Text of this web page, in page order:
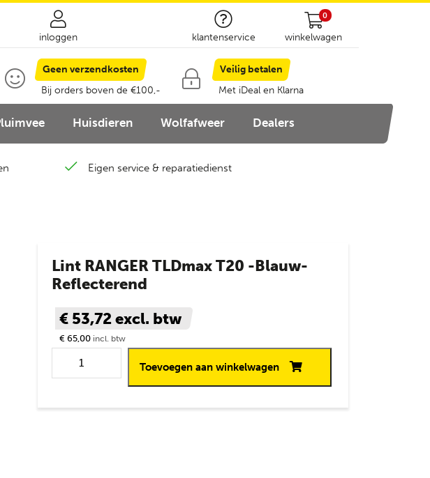
inloggen klantenservice
0
winkelwagen
Geen verzendkosten
Bij orders boven de €100,-
Veilig betalen
Met iDeal en Klarna
Huisdieren Wolfafweer Dealers
Eigen service & reparatiedienst
Lint RANGER TLDmax T20 -Blauw-
Reflecterend
€ 53,72excl. btw
€ 65,00 incl. btw
Lint RANGER TLDmax T20 -
Blauw- Reflecterend aantal
Toevoegen aan winkelwagen